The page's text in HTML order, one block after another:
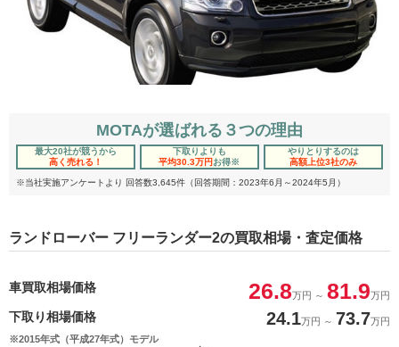
MOTAが選ばれる３つの理由
最大20社が競うから
高く売れる！
下取りよりも
平均30.3万円お得※
やりとりするのは
高額上位3社のみ
※当社実施アンケートより 回答数3,645件（回答期間：2023年6月～2024年5月）
ランドローバー フリーランダー2の買取相場・査定価格
車買取相場価格 26.8万円 ～ 81.9万円
下取り相場価格 24.1万円 ～ 73.7万円
※2015年式（平成27年式）モデル